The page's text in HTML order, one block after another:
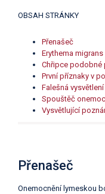
OBSAH STRÁNKY
Přenašeč
Erythema migrans
Chřipce podobné
První příznaky v
Falešná vysvětlení
Spouštěč
Vysvětlující
Přenašeč
Onemocnění lymeskou